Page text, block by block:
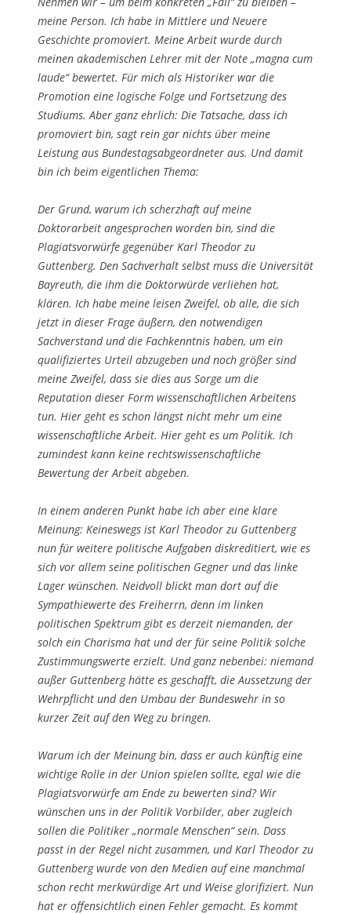
meine Person. Ich habe in Mittlere und Neuere
Geschichte promoviert. Meine Arbeit wurde durch
meinen akademischen Lehrer mit der Note „magna cum
laude“ bewertet. Für mich als Historiker war die
Promotion eine logische Folge und Fortsetzung des
Studiums. Aber ganz ehrlich: Die Tatsache, dass ich
promoviert bin, sagt rein gar nichts über meine
Leistung aus Bundestagsabgeordneter aus. Und damit
bin ich beim eigentlichen Thema:
Der Grund, warum ich scherzhaft auf meine
Doktorarbeit angesprochen worden bin, sind die
Plagiatsvorwürfe gegenüber Karl Theodor zu
Guttenberg. Den Sachverhalt selbst muss die Universität
Bayreuth, die ihm die Doktorwürde verliehen hat,
klären. Ich habe meine leisen Zweifel, ob alle, die sich
jetzt in dieser Frage äußern, den notwendigen
Sachverstand und die Fachkenntnis haben, um ein
qualifiziertes Urteil abzugeben und noch größer sind
meine Zweifel, dass sie dies aus Sorge um die
Reputation dieser Form wissenschaftlichen Arbeitens
tun. Hier geht es schon längst nicht mehr um eine
wissenschaftliche Arbeit. Hier geht es um Politik. Ich
zumindest kann keine rechtswissenschaftliche
Bewertung der Arbeit abgeben.
In einem anderen Punkt habe ich aber eine klare
Meinung: Keineswegs ist Karl Theodor zu Guttenberg
nun für weitere politische Aufgaben diskreditiert, wie es
sich vor allem seine politischen Gegner und das linke
Lager wünschen. Neidvoll blickt man dort auf die
Sympathiewerte des Freiherrn, denn im linken
politischen Spektrum gibt es derzeit niemanden, der
solch ein Charisma hat und der für seine Politik solche
Zustimmungswerte erzielt. Und ganz nebenbei: niemand
außer Guttenberg hätte es geschafft, die Aussetzung der
Wehrpflicht und den Umbau der Bundeswehr in so
kurzer Zeit auf den Weg zu bringen.
Warum ich der Meinung bin, dass er auch künftig eine
wichtige Rolle in der Union spielen sollte, egal wie die
Plagiatsvorwürfe am Ende zu bewerten sind? Wir
wünschen uns in der Politik Vorbilder, aber zugleich
sollen die Politiker „normale Menschen“ sein. Dass
passt in der Regel nicht zusammen, und Karl Theodor zu
Guttenberg wurde von den Medien auf eine manchmal
schon recht merkwürdige Art und Weise glorifiziert. Nun
hat er offensichtlich einen Fehler gemacht. Es kommt